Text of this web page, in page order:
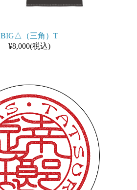
BIG△（三角）T
¥8,000(税込)